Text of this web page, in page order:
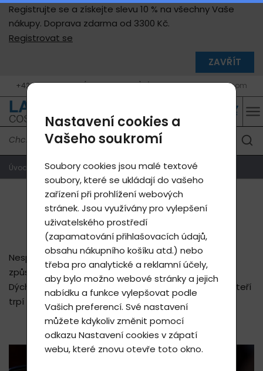
Registrujte se a získejte slevu 10 % na všechny Vaše
nákupy. Doprava zdarma od 3300 Kč.
Registrovat se
ZAVŘÍT
+420 604 400 755 (9 - 17 h, Po - Pá) info@lavycosmetics.com
Úvodní strana Blog Trpíte nespavostí?
Trpíte nespavostí?
Nespavost a nedostatek kvalitního spánku dnes
způsobují problémy mnoha lidem.
Dýchací cvičení mohou být účinnou pomocí pro ty, kteří
trpí poruchami spánku.
Nastavení cookies a
Vašeho soukromí
Soubory cookies jsou malé textové
soubory, které se ukládají do vašeho
zařízení při prohlížení webových
stránek. Jsou využívány pro vylepšení
uživatelského prostředí
(zapamatování přihlašovacích údajů,
obsahu nákupního košíku atd.) nebo
třeba pro analytické a reklamní účely,
aby bylo možno webové stránky a jejich
nabídku a funkce vylepšovat podle
Vašich preferencí. Své nastavení
můžete kdykoliv změnit pomocí
odkazu Nastavení cookies v zápatí
webu, které znovu otevře toto okno.